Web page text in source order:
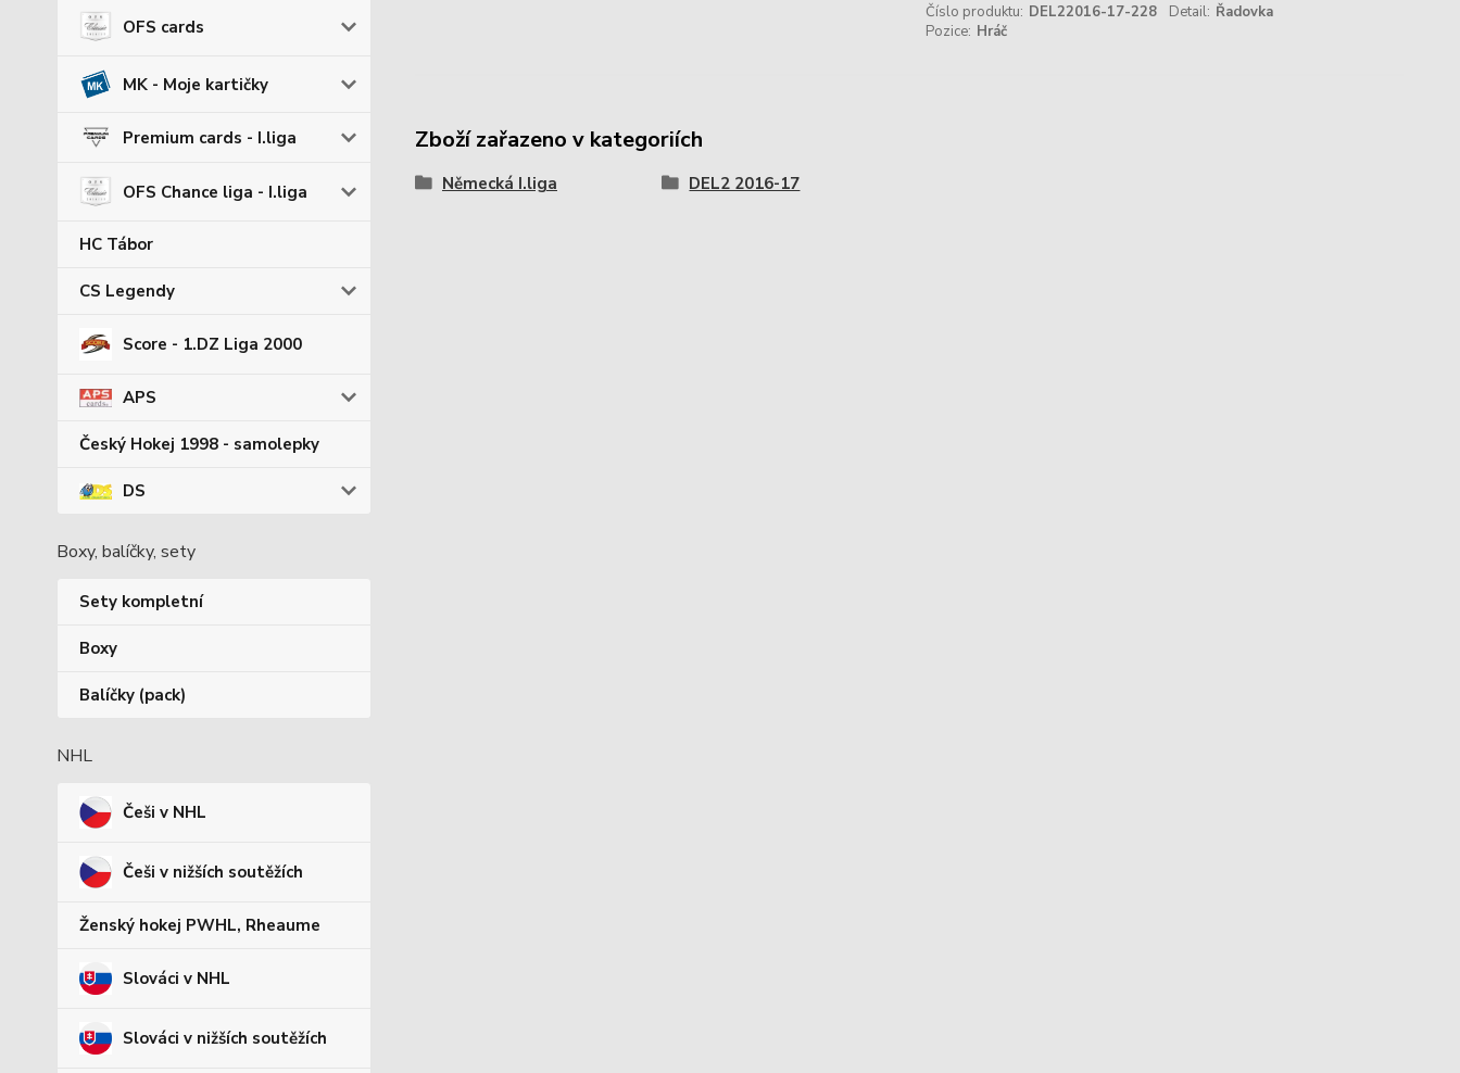
OFS cards
MK - Moje kartičky
Premium cards - I.liga
OFS Chance liga - I.liga
HC Tábor
CS Legendy
Score - 1.DZ Liga 2000
APS
Český Hokej 1998 - samolepky
DS
Boxy, balíčky, sety
Sety kompletní
Boxy
Balíčky (pack)
NHL
Češi v NHL
Češi v nižších soutěžích
Ženský hokej PWHL, Rheaume
Slováci v NHL
Slováci v nižších soutěžích
Číslo produktu: DEL22016-17-228 Detail: Řadovka
Pozice: Hráč
Zboží zařazeno v kategoriích
Německá I.liga DEL2 2016-17